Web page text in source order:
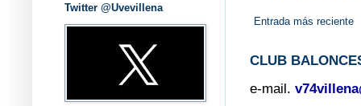
Entrada más reciente
CLUB
e-mail.
Twitter @Uvevillena